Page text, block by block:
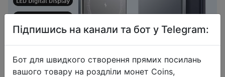
Підпишись на канали та бот у Telegram:
Бот для швидкого створення прямих посилань
вашого товару на роздліли монет Coins,